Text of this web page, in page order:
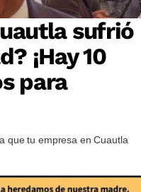
sufrió
¡Hay 10
para
que tu empresa en Cuautla